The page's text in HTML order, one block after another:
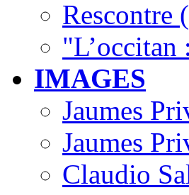
Rescontre
"L’occitan
IMAGES
Jaumes
Jaumes
Claudio